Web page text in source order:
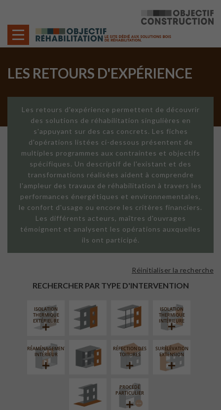
LES RETOURS D'EXPÉRIENCE
Les retours d'expérience permettent de découvrir
des solutions de réhabilitation singulières en
s'appuyant sur des cas concrets. Les fiches
d'opérations listées ci-dessous présentent de
multiples programmes aux contraintes et objectifs
spécifiques. Un descriptif de l'existant et des
transformations réalisées aident à comprendre
l'ampleur des travaux de réhabilitation à travers les
performances énergétiques et environnementales,
le confort d'usage ou encore les critères financiers.
Les différents acteurs, maîtres d'ouvrages
témoignent et analysent les opérations auxquelles
ils ont participé.
RECHERCHER PAR TYPE D'INTERVENTION
Réinitialiser la recherche
ISOLATION
THERMIQUE
EXTÉRIEURE
FAÇADE SUR
LINÉAIRE
ISOLATION
THERMIQUE
INTÉRIEURE
RÉAMÉNAGEMENT
INTÉRIEUR
FERMETURE
LOGGIAS
RÉFECTION DES
TOITURES
SURÉLÉVATION
EXTENSION
AMÉNAGEMENT
EXTÉRIEUR
PROCÉDÉ
PARTICULIER